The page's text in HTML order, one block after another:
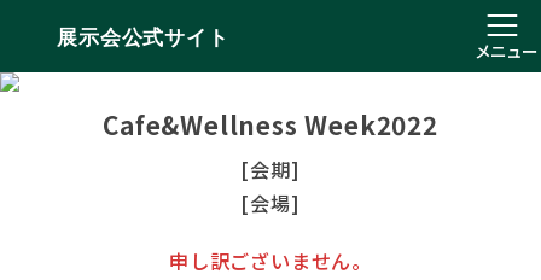
展示会公式サイト
メニュー
Cafe&Wellness Week2022
[会期]
[会場]
申し訳ございません。